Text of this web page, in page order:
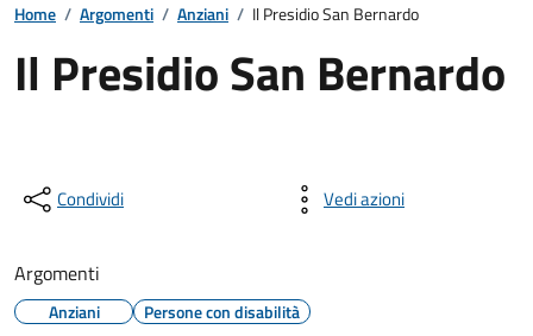
Home / Argomenti / Anziani / Il Presidio San Bernardo
Il Presidio San Bernardo
Condividi Vedi azioni
Argomenti
Anziani Persone con disabilità